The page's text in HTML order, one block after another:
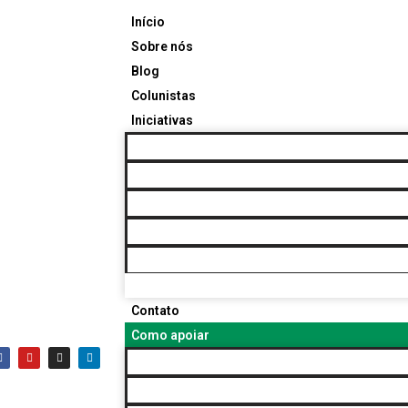
Início
Sobre nós
Blog
Colunistas
Iniciativas
Contato
Como apoiar